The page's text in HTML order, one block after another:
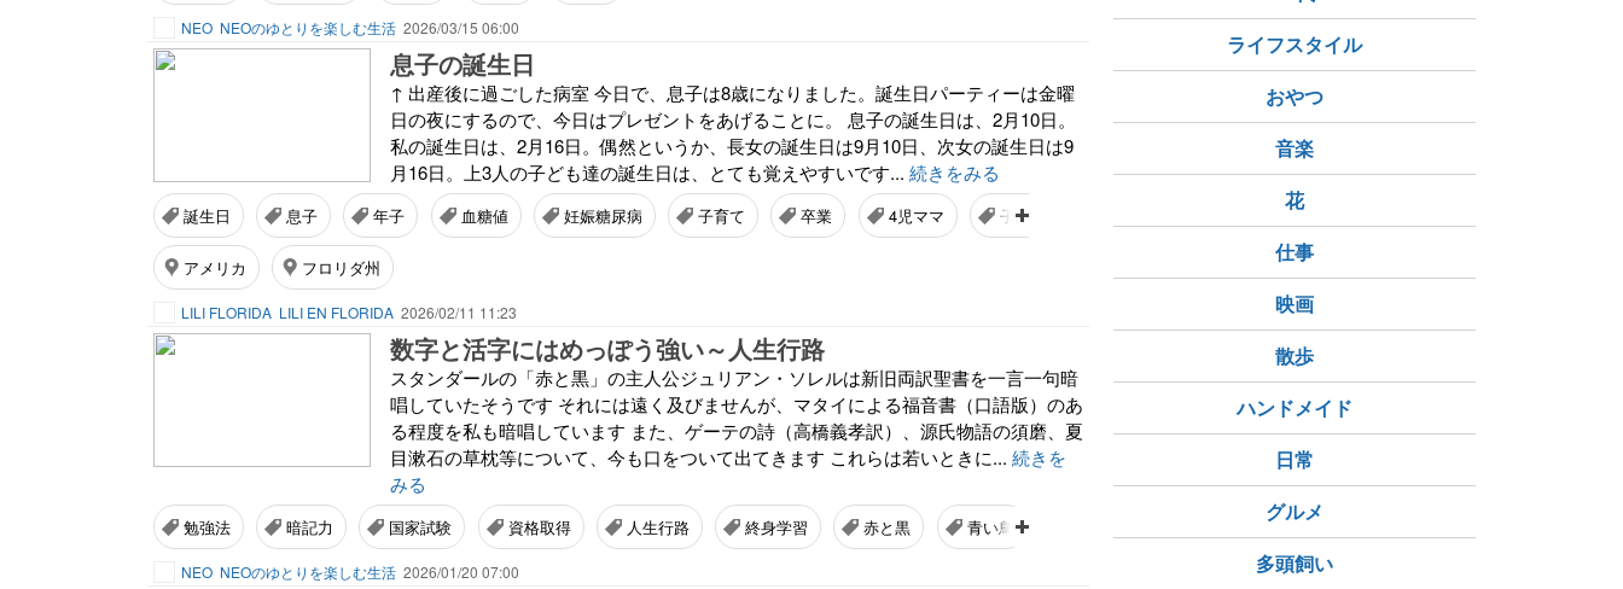
NEO NEOのゆとりを楽しむ生活 2026/03/15 06:00
息子の誕生日
↑ 出産後に過ごした病室 今日で、息子は8歳になりました。誕生日パーティーは金曜
日の夜にするので、今日はプレゼントをあげることに。 息子の誕生日は、2月10日。
私の誕生日は、2月16日。偶然というか、長女の誕生日は9月10日、次女の誕生日は9
月16日。上3人の子ども達の誕生日は、とても覚えやすいです... 続きをみる
誕生日 息子 年子 血糖値 妊娠糖尿病 子育て 卒業 4児ママ 子ども
アメリカ フロリダ州
LILI FLORIDA LILI EN FLORIDA 2026/02/11 11:23
数字と活字にはめっぽう強い～人生行路
スタンダールの「赤と黒」の主人公ジュリアン・ソレルは新旧両訳聖書を一言一句暗
唱していたそうです それには遠く及びませんが、マタイによる福音書（口語版）のあ
る程度を私も暗唱しています また、ゲーテの詩（高橋義孝訳）、源氏物語の須磨、夏
目漱石の草枕等について、今も口をついて出てきます これらは若いときに... 続きを
みる
勉強法 暗記力 国家試験 資格取得 人生行路 終身学習 赤と黒 青い鳥
NEO NEOのゆとりを楽しむ生活 2026/01/20 07:00
ライフスタイル
おやつ
音楽
花
仕事
映画
散歩
ハンドメイド
日常
グルメ
多頭飼い